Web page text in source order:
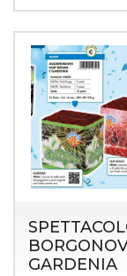
GARDENIA